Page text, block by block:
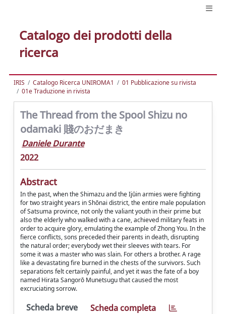
Catalogo dei prodotti della
ricerca
IRIS Catalogo Ricerca UNIROMA1
01 Pubblicazione su rivista
01e Traduzione in rivista
The Thread from the Spool Shizu no
odamaki 賤のおだまき
Daniele Durante
2022
Abstract
In the past, when the Shimazu and the Ijūin armies were fighting
for two straight years in Shōnai district, the entire male population
of Satsuma province, not only the valiant youth in their prime but
also the elderly who walked with a cane, achieved military feats in
order to acquire glory, emulating the example of Zhong You. In the
fierce conflicts, sons preceded their parents in death, disrupting
the natural order; everybody wet their sleeves with tears. For
some it was a master who was slain. For others a brother. A rage
like a devastating fire burned in the chests of the survivors. Such
separations felt certainly painful, and yet it was the fate of a boy
named Hirata Sangorō Munetsugu that caused the most
excruciating sorrow.
Scheda breve Scheda completa